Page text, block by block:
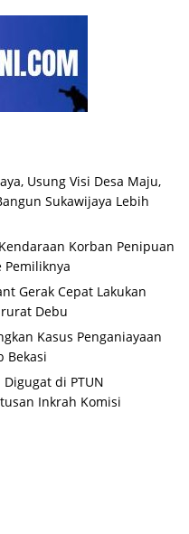
Usung Visi Desa Maju,
Sukawijaya Lebih
Korban Penipuan
Pemiliknya
Gerak Cepat Lakukan
Debu
Kasus Penganiayaan
Bekasi
di PTUN
Inkrah Komisi